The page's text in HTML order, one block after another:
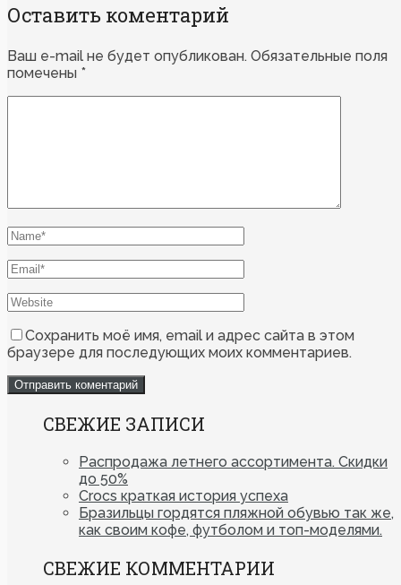
Оставить коментарий
Ваш e-mail не будет опубликован. Обязательные поля
помечены *
Сохранить моё имя, email и адрес сайта в этом
браузере для последующих моих комментариев.
СВЕЖИЕ ЗАПИСИ
Распродажа летнего ассортимента. Скидки
до 50%
Crocs краткая история успеха
Бразильцы гордятся пляжной обувью так же,
как своим кофе, футболом и топ-моделями.
СВЕЖИЕ КОММЕНТАРИИ